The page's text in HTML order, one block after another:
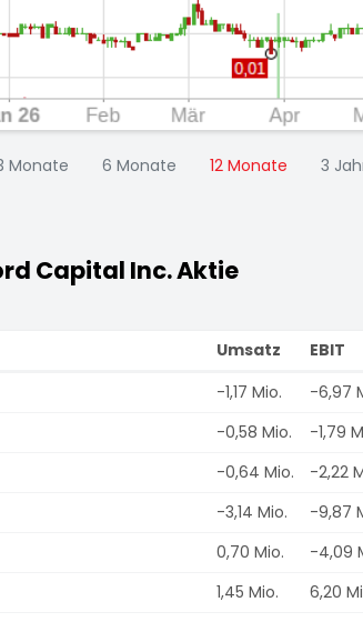
Monate 6 Monate 12 Monate
3
Capital Inc. Aktie
Umsatz EBIT
-1,17 Mio. -6,97
-0,58 Mio. -1,79
-0,64 Mio. -2,22
-3,14 Mio. -9,87
0,70 Mio. -4,09
1,45 Mio. 6,20